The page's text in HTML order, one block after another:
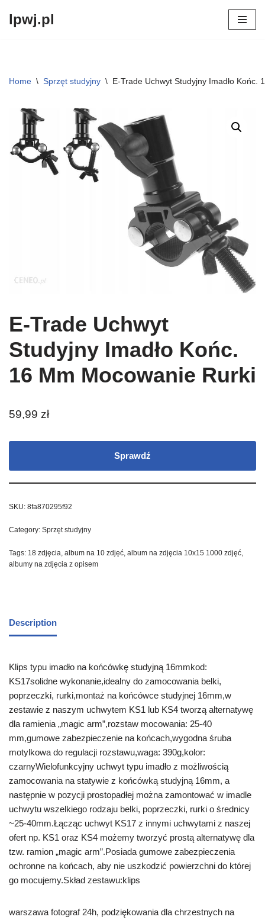
lpwj.pl
Home \ Sprzęt studyjny \ E-Trade Uchwyt Studyjny Imadło Końc.
E-Trade Uchwyt
Studyjny Imadło Końc.
16 Mm Mocowanie Rurki
59,99 zł
Sprawdź
SKU: 8fa870295f92
Category: Sprzęt studyjny
Tags: 18 zdjęcia album na 10 zdjęć album na zdjęcia 10x15 1000 zdjęć
albumy na zdjęcia z opisem
Description
Klips typu imadło na końcówkę studyjną 16mmkod:
KS17solidne wykonanie,idealny do zamocowania belki,
poprzeczki, rurki,montaż na końcówce studyjnej 16mm,w
zestawie z naszym uchwytem KS1 lub KS4 tworzą alternatywę
dla ramienia „magic arm”,rozstaw mocowania: 25-40
mm,gumowe zabezpieczenie na końcach,wygodna śruba
motylkowa do regulacji rozstawu,waga: 390g,kolor:
czarnyWielofunkcyjny uchwyt typu imadło z możliwością
zamocowania na statywie z końcówką studyjną 16mm, a
następnie w pozycji prostopadłej można zamontować w imadle
uchwytu wszelkiego rodzaju belki, poprzeczki, rurki o średnicy
~25-40mm.Łącząc uchwyt KS17 z innymi uchwytami z naszej
ofert np. KS1 oraz KS4 możemy tworzyć prostą alternatywę dla
tzw. ramion „magic arm”.Posiada gumowe zabezpieczenia
ochronne na końcach, aby nie uszkodzić powierzchni do której
go mocujemy.Skład zestawu:klips
warszawa fotograf 24h, podziękowania dla chrzestnych na